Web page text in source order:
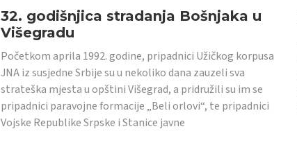
32. godišnjica stradanja Bošnjaka u
Višegradu
Početkom aprila 1992. godine, pripadnici Užičkog korpusa
JNA iz susjedne Srbije su u nekoliko dana zauzeli sva
strateška mjesta u opštini Višegrad, a pridružili su im se
pripadnici paravojne formacije „Beli orlovi“, te pripadnici
Vojske Republike Srpske i Stanice javne